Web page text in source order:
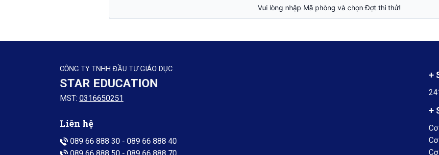
Vui lòng nhập Mã phòng và chọn Đợt thi thử!
CÔNG TY TNHH ĐẦU TƯ GIÁO DỤC
STAR EDUCATION
MST: 0316650251
Liên hệ
089 66 888 30 - 089 66 888 40
+
+